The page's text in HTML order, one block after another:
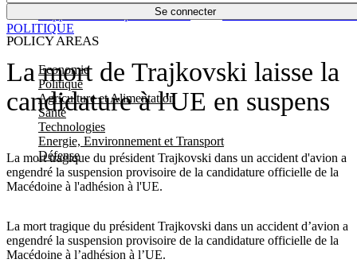
Se connecter
POLICY AREAS
Economie
Politique
Agriculture et Alimentation
Santé
Technologies
Energie, Environnement et Transport
Défense
Économie
La mort de Trajkovski laisse la
candidature à l'UE en suspens
La mort tragique du président Trajkovski dans un accident d'avion a
engendré la suspension provisoire de la candidature officielle de la
Macédoine à l'adhésion à l'UE.
POLITIQUE
La mort tragique du président Trajkovski dans un accident d’avion a
engendré la suspension provisoire de la candidature officielle de la
Macédoine à l’adhésion à l’UE.